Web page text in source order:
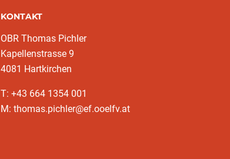
KONTAKT
OBR Thomas Pichler
Kapellenstrasse 9
4081 Hartkirchen
T: +43 664 1354 001
M: thomas.pichler@ef.ooelfv.at